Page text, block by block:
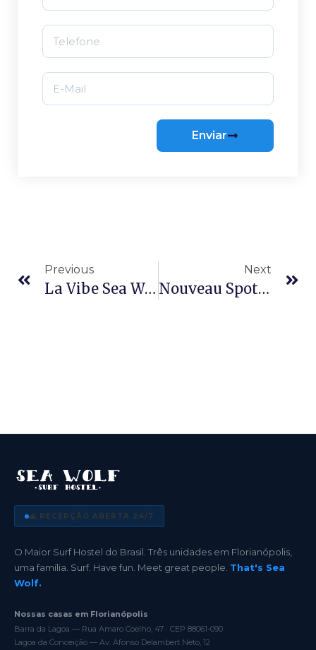
Enviar
Previous
La Vibe Sea Wolf Hostels : Bien Plus Qu’un Hébergement, Une Façon De Vivre Floripa
Next
Nouveau Spot : Sea Wolf Hostel Débarque Au Campeche, Le Joyau Du Surf À Florianópolis !
🌊 RECEPÇÃO ABERTA 24/7
O Maior Surf Hostel do Brasil. Três unidades em Florianópolis,
uma família. Surf. Have fun. Meet great people. That's Sea
Wolf.
Nossas casas em Florianópolis
Barra da Lagoa — Rua Amaro Coelho, 47 · CEP 88061-090
Lagoa da Conceição — Av. Afonso Delambert Neto, 12